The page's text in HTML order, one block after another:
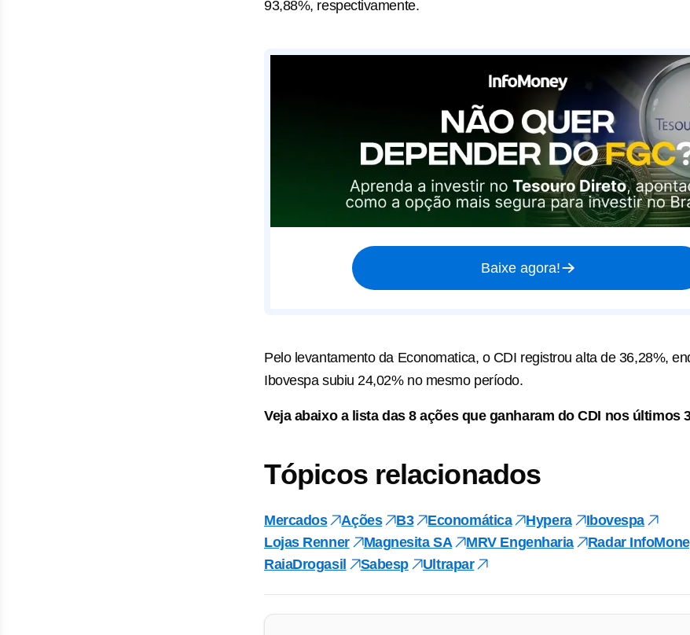
93,88%, respectivamente.
Baixe agora!
Pelo levantamento da Economatica, o CDI registrou alta de 36,28%,
Ibovespa subiu 24,02% no mesmo período.
Veja abaixo a lista das 8 ações que ganharam do CDI nos últimos
Tópicos relacionados
Mercados Ações B3 Economática Hypera
Ibovespa
Lojas Renner
Magnesita SA MRV Engenharia
Radar
RaiaDrogasil
Sabesp Ultrapar